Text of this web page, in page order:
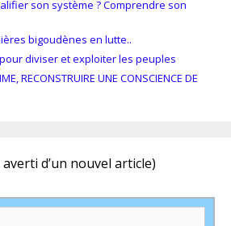
son système ? Comprendre son
bigoudènes en lutte..
diviser et exploiter les peuples
RECONSTRUIRE UNE CONSCIENCE DE
d’un nouvel article)